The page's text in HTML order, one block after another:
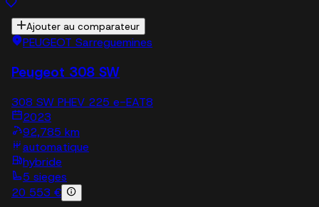
Ajouter au comparateur
PEUGEOT Sarreguemines
Peugeot 308 SW
308 SW PHEV 225 e-EAT8
2023
92,785 km
automatique
hybride
5 sieges
20 553 €